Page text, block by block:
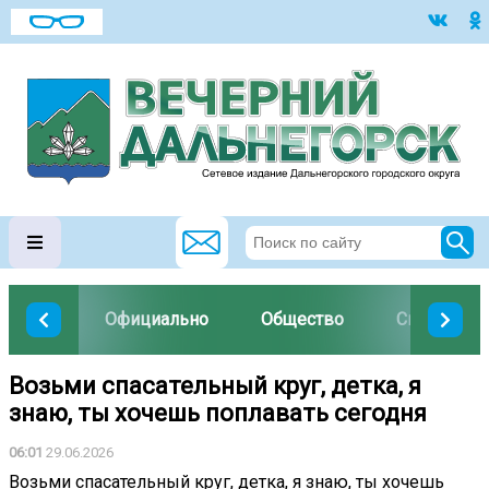
Официально Общество Спорт
Возьми спасательный круг, детка, я
знаю, ты хочешь поплавать сегодня
06:01 29.06.2026
Возьми спасательный круг, детка, я знаю, ты хочешь